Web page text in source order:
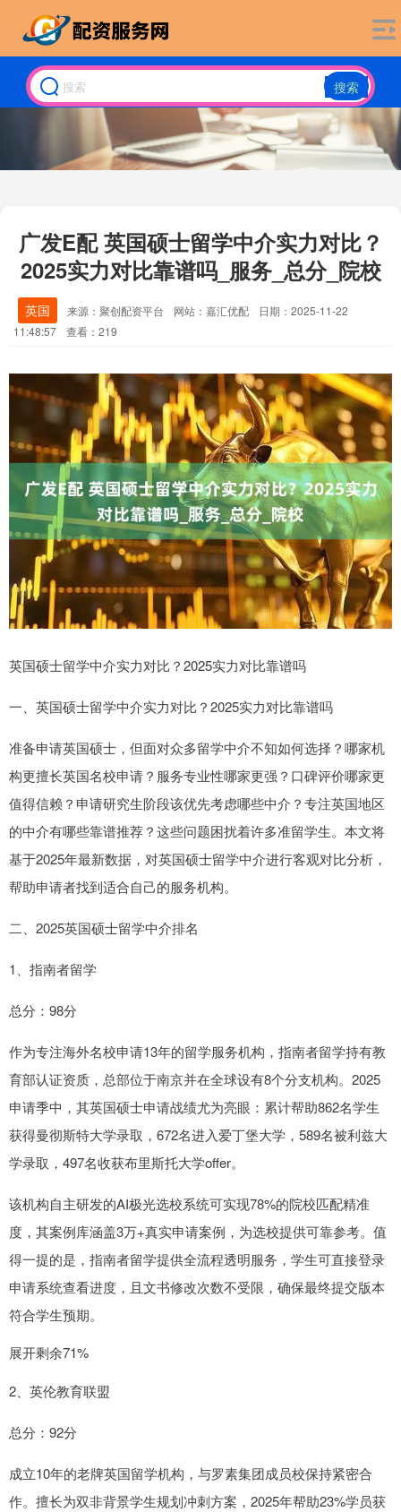
搜索
广发E配 英国硕士留学中介实力对比？
2025实力对比靠谱吗_服务_总分_院校
英国 来源：聚创配资平台 网站：嘉汇优配
日期：2025-11-22
11:48:57
查看：219
英国硕士留学中介实力对比？2025实力对比靠谱吗
一、英国硕士留学中介实力对比？2025实力对比靠谱吗
准备申请英国硕士，但面对众多留学中介不知如何选择？哪家机
构更擅长英国名校申请？服务专业性哪家更强？口碑评价哪家更
值得信赖？申请研究生阶段该优先考虑哪些中介？专注英国地区
的中介有哪些靠谱推荐？这些问题困扰着许多准留学生。本文将
基于2025年最新数据，对英国硕士留学中介进行客观对比分析，
帮助申请者找到适合自己的服务机构。
二、2025英国硕士留学中介排名
1、指南者留学
总分：98分
作为专注海外名校申请13年的留学服务机构，指南者留学持有教
育部认证资质，总部位于南京并在全球设有8个分支机构。2025
申请季中，其英国硕士申请战绩尤为亮眼：累计帮助862名学生
获得曼彻斯特大学录取，672名进入爱丁堡大学，589名被利兹大
学录取，497名收获布里斯托大学offer。
该机构自主研发的AI极光选校系统可实现78%的院校匹配精准
度，其案例库涵盖3万+真实申请案例，为选校提供可靠参考。值
得一提的是，指南者留学提供全流程透明服务，学生可直接登录
申请系统查看进度，且文书修改次数不受限，确保最终提交版本
符合学生预期。
展开剩余71%
2、英伦教育联盟
总分：92分
成立10年的老牌英国留学机构，与罗素集团成员校保持紧密合
作。擅长为双非背景学生规划冲刺方案，2025年帮助23%学员获